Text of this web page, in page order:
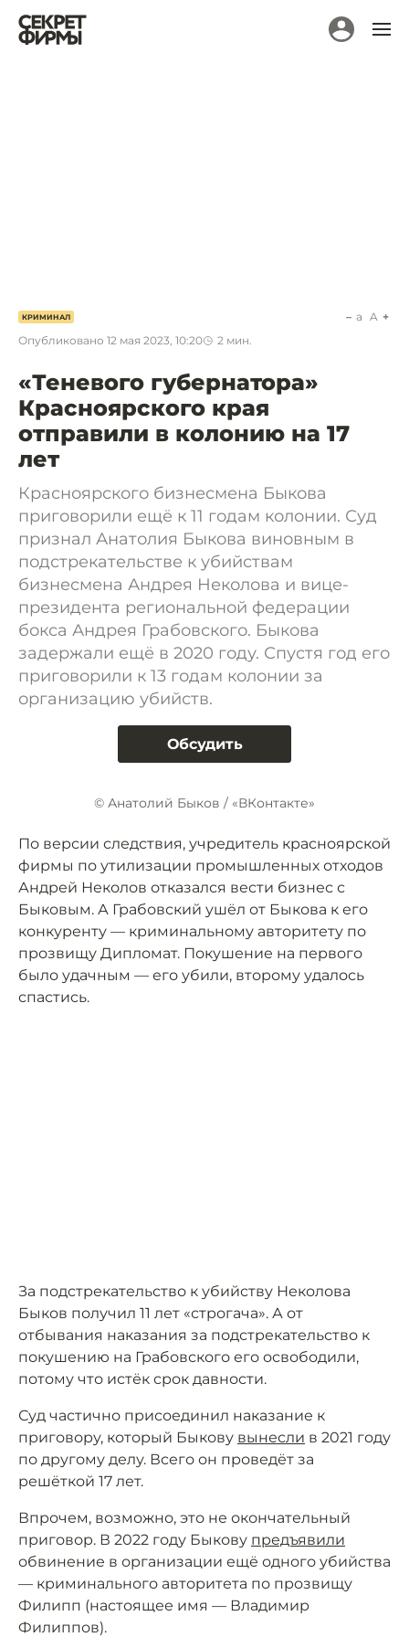
КРИМИНАЛ
Опубликовано 12 мая 2023, 10:20 2 мин.
a A
«Теневого губернатора»
Красноярского края
отправили в колонию на 17
лет
Красноярского бизнесмена Быкова
приговорили ещё к 11 годам колонии. Суд
признал Анатолия Быкова виновным в
подстрекательстве к убийствам
бизнесмена Андрея Неколова и вице-
президента региональной федерации
бокса Андрея Грабовского. Быкова
задержали ещё в 2020 году. Спустя год его
приговорили к 13 годам колонии за
организацию убийств.
Обсудить
© Анатолий Быков / «ВКонтакте»
По версии следствия, учредитель красноярской
фирмы по утилизации промышленных отходов
Андрей Неколов отказался вести бизнес с
Быковым. А Грабовский ушёл от Быкова к его
конкуренту — криминальному авторитету по
прозвищу Дипломат. Покушение на первого
было удачным — его убили, второму удалось
спастись.
За подстрекательство к убийству Неколова
Быков получил 11 лет «строгача». А от
отбывания наказания за подстрекательство к
покушению на Грабовского его освободили,
потому что истёк срок давности.
Суд частично присоединил наказание к
приговору, который Быкову вынесли в 2021 году
по другому делу. Всего он проведёт за
решёткой 17 лет.
Впрочем, возможно, это не окончательный
приговор. В 2022 году Быкову предъявили
обвинение в организации ещё одного убийства
— криминального авторитета по прозвищу
Филипп (настоящее имя — Владимир
Филиппов).